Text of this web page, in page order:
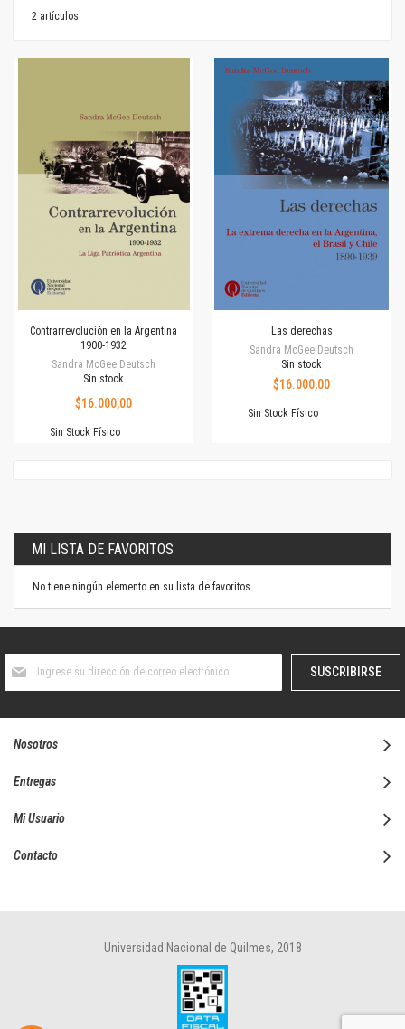
2 artículos
Contrarrevolución en la Argentina
1900-1932
Sandra McGee Deutsch
Sin stock
$16.000,00
Sin Stock Físico
Las derechas
Sandra McGee Deutsch
Sin stock
$16.000,00
Sin Stock Físico
MI LISTA DE FAVORITOS
No tiene ningún elemento en su lista de favoritos.
boletín
SUSCRIBIRSE
Nosotros
Entregas
Mi Usuario
Contacto
Universidad Nacional de Quilmes, 2018